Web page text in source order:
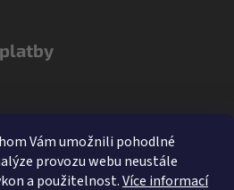
Vám umožnili pohodlné
provozu webu neustále
a použitelnost.Více informací